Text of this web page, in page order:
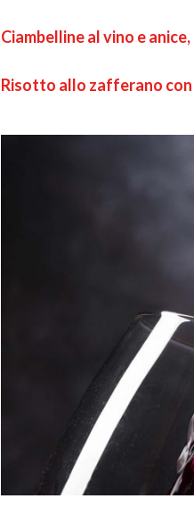
Ciambelline al vino e
Risotto allo zafferano